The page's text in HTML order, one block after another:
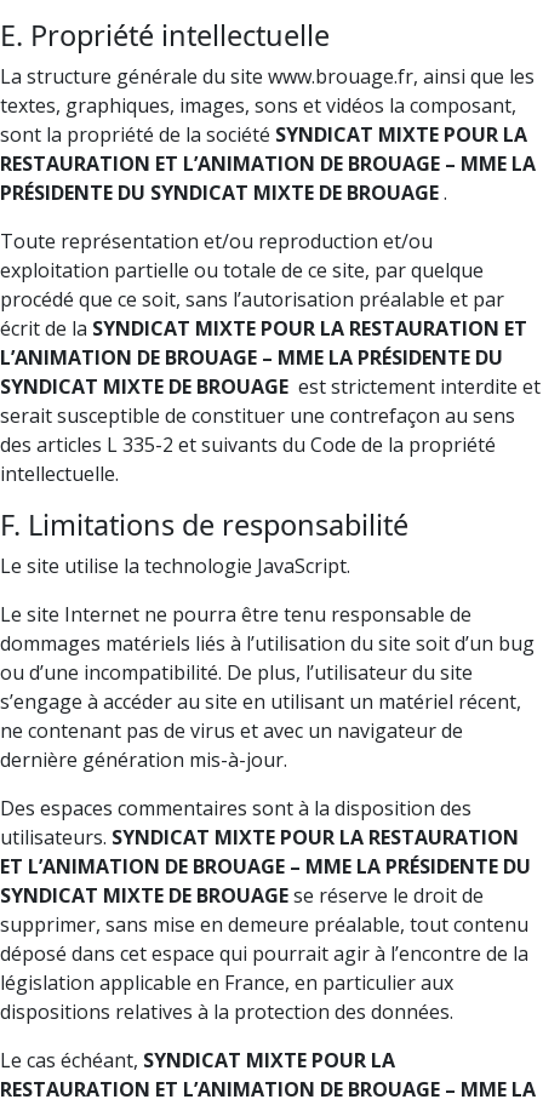
E. Propriété intellectuelle
La structure générale du site www.brouage.fr, ainsi que les
textes, graphiques, images, sons et vidéos la composant,
sont la propriété de la société SYNDICAT MIXTE POUR LA
RESTAURATION ET L’ANIMATION DE BROUAGE – MME LA
PRÉSIDENTE DU SYNDICAT MIXTE DE BROUAGE.
Toute représentation et/ou reproduction et/ou
exploitation partielle ou totale de ce site, par quelque
procédé que ce soit, sans l’autorisation préalable et par
écrit de la SYNDICAT MIXTE POUR LA RESTAURATION ET
L’ANIMATION DE BROUAGE – MME LA PRÉSIDENTE DU
SYNDICAT MIXTE DE BROUAGE est strictement interdite et
serait susceptible de constituer une contrefaçon au sens
des articles L 335-2 et suivants du Code de la propriété
intellectuelle.
F. Limitations de responsabilité
Le site utilise la technologie JavaScript.
Le site Internet ne pourra être tenu responsable de
dommages matériels liés à l’utilisation du site soit d’un bug
ou d’une incompatibilité. De plus, l’utilisateur du site
s’engage à accéder au site en utilisant un matériel récent,
ne contenant pas de virus et avec un navigateur de
dernière génération mis-à-jour.
Des espaces commentaires sont à la disposition des
utilisateurs. SYNDICAT MIXTE POUR LA RESTAURATION
ET L’ANIMATION DE BROUAGE – MME LA PRÉSIDENTE DU
SYNDICAT MIXTE DE BROUAGEse réserve le droit de
supprimer, sans mise en demeure préalable, tout contenu
déposé dans cet espace qui pourrait agir à l’encontre de la
législation applicable en France, en particulier aux
dispositions relatives à la protection des données.
Le cas échéant, SYNDICAT MIXTE POUR LA
RESTAURATION ET L’ANIMATION DE BROUAGE – MME LA